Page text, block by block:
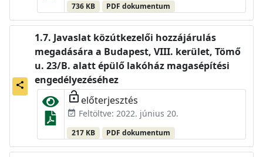
736 KB PDF dokumentum
share
Javaslat közútkezelői hozzájárulás
megadására a Budapest, VIII. kerület, Tömő
u. 23/B. alatt épülő lakóház magasépítési
engedélyezéséhez
lock_open előterjesztés
event_available Feltöltve: 2022. június 20.
217 KB PDF dokumentum